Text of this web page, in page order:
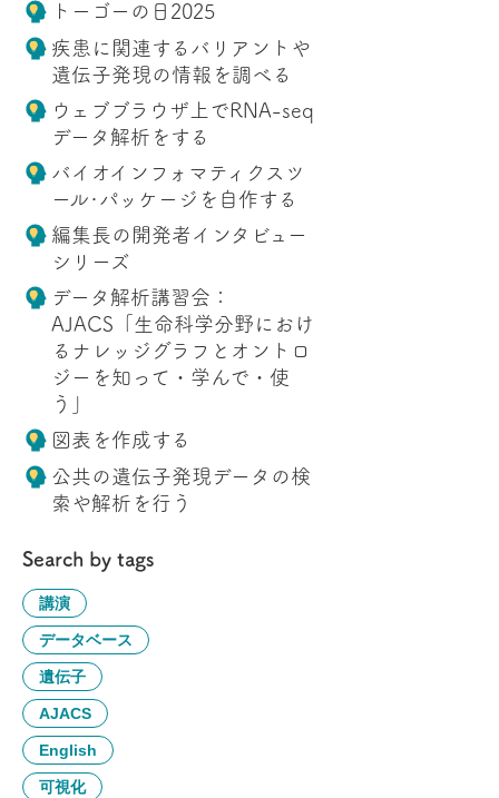
トーゴーの日2025
疾患に関連するバリアントや
遺伝子発現の情報を調べる
ウェブブラウザ上でRNA-seq
データ解析をする
バイオインフォマティクスツ
ール･パッケージを自作する
編集長の開発者インタビュー
シリーズ
データ解析講習会：
AJACS「生命科学分野におけ
るナレッジグラフとオントロ
ジーを知って・学んで・使
う」
図表を作成する
公共の遺伝子発現データの検
索や解析を行う
Search by tags
講演
データベース
遺伝子
AJACS
English
可視化